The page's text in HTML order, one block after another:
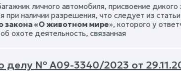
личного автомобиля, присвоение
при наличии разрешения, что следует из
закона «О животном мире», которого у
охоте деятельность, связанная
делу № А09-3340/2023 от